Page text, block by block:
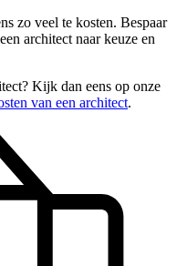
zo veel te kosten. Bespaar
architect naar keuze en
Kijk dan eens op onze
van een architect.